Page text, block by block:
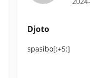
Djoto
spasibo[:+5:]